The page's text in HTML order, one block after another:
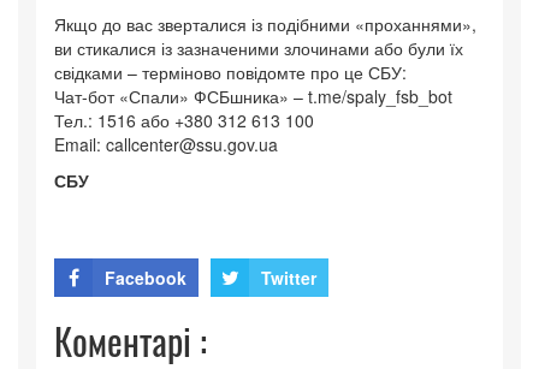
Якщо до вас зверталися із подібними «проханнями»,
ви стикалися із зазначеними злочинами або були їх
свідками – терміново повідомте про це СБУ:
Чат-бот «Спали» ФСБшника» – t.me/spaly_fsb_bot
Тел.: 1516 або +380 312 613 100
Email: callcenter@ssu.gov.ua
СБУ
Facebook Twitter
Коментарі :